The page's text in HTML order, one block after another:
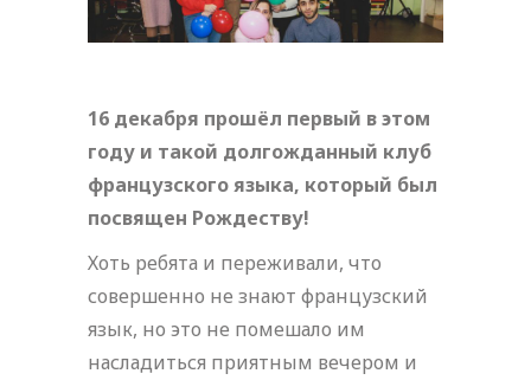
16 декабря прошёл первый в этом
году и такой долгожданный клуб
французского языка, который был
посвящен Рождеству!
Хоть ребята и переживали, что
совершенно не знают французский
язык, но это не помешало им
насладиться приятным вечером и